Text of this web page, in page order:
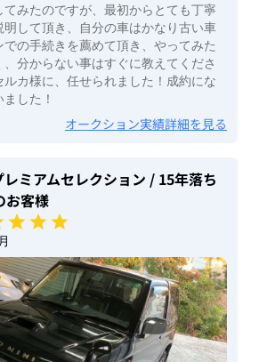
てみたのですが、最初からとても丁寧
明して頂き、自分の車はかなり古い車
の手続きを薦めて頂き、やってみた
分からない事はすぐに教えてくださ
ルカ様に、任せられました！成約にな
した！
オークション実績詳細を見る
レミアムセレクション / 15年落ち
お客様